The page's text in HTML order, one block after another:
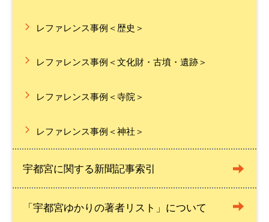
レファレンス事例＜歴史＞
レファレンス事例＜文化財・古墳・遺跡＞
レファレンス事例＜寺院＞
レファレンス事例＜神社＞
宇都宮に関する新聞記事索引
「宇都宮ゆかりの著者リスト」について